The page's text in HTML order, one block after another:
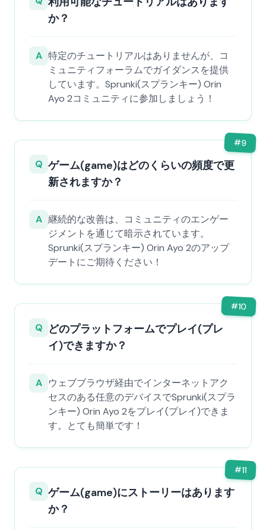
か？
A 特定のチュートリアルはありませんが、コ
ミュニティフォーラムでガイダンスを提供
しています。Sprunki(スプランキー) Orin
Ayo 2コミュニティに参加しましょう！
#9
Q ゲーム(game)はどのくらいの頻度で更
新されますか？
A 継続的な改善は、コミュニティのエンゲー
ジメントを通じて暗示されています。
Sprunki(スプランキー) Orin Ayo 2のアップ
デートにご期待ください！
#10
Q どのプラットフォームでプレイ(プレ
イ)できますか？
A ウェブブラウザ経由でインターネットアク
セスのある任意のデバイスでSprunki(スプラ
ンキー) Orin Ayo 2をプレイ(プレイ)できま
す。とても簡単です！
#11
Q ゲーム(game)にストーリーはあります
か？